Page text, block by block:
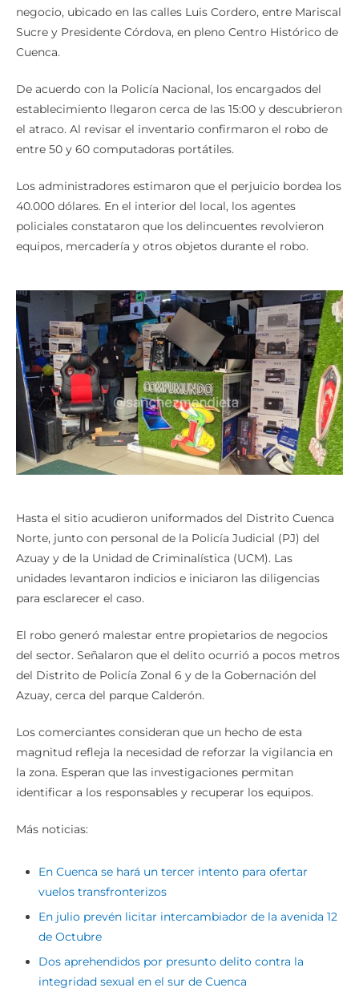
negocio, ubicado en las calles Luis Cordero, entre Mariscal
Sucre y Presidente Córdova, en pleno Centro Histórico de
Cuenca.
De acuerdo con la Policía Nacional, los encargados del
establecimiento llegaron cerca de las 15:00 y descubrieron
el atraco. Al revisar el inventario confirmaron el robo de
entre 50 y 60 computadoras portátiles.
Los administradores estimaron que el perjuicio bordea los
40.000 dólares. En el interior del local, los agentes
policiales constataron que los delincuentes revolvieron
equipos, mercadería y otros objetos durante el robo.
Hasta el sitio acudieron uniformados del Distrito Cuenca
Norte, junto con personal de la Policía Judicial (PJ) del
Azuay y de la Unidad de Criminalística (UCM). Las
unidades levantaron indicios e iniciaron las diligencias
para esclarecer el caso.
El robo generó malestar entre propietarios de negocios
del sector. Señalaron que el delito ocurrió a pocos metros
del Distrito de Policía Zonal 6 y de la Gobernación del
Azuay, cerca del parque Calderón.
Los comerciantes consideran que un hecho de esta
magnitud refleja la necesidad de reforzar la vigilancia en
la zona. Esperan que las investigaciones permitan
identificar a los responsables y recuperar los equipos.
Más noticias:
En Cuenca se hará un tercer intento para ofertar
vuelos transfronterizos
En julio prevén licitar intercambiador de la avenida 12
de Octubre
Dos aprehendidos por presunto delito contra la
integridad sexual en el sur de Cuenca